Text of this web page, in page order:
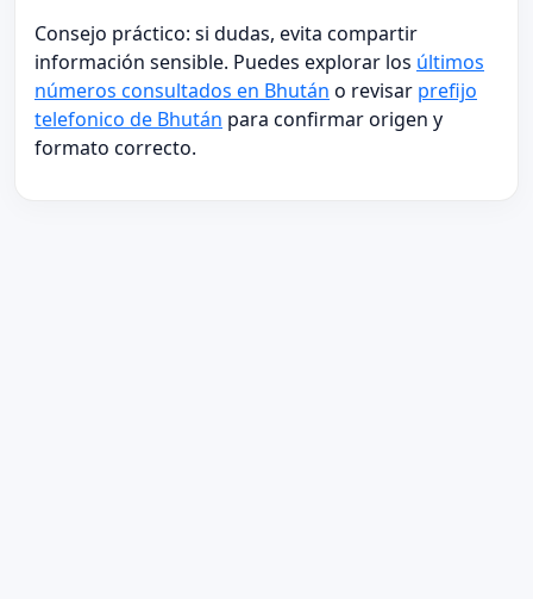
Consejo práctico: si dudas, evita compartir
información sensible. Puedes explorar los últimos
números consultados en Bhután o revisar prefijo
telefonico de Bhután para confirmar origen y
formato correcto.